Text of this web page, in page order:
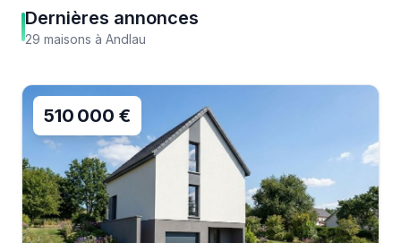
Dernières annonces
29 maisons à Andlau
510 000 €